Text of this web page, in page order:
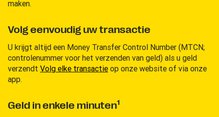
maken.
Volg eenvoudig uw transactie
U krijgt altijd een Money Transfer Control Number (MTCN;
controlenummer voor het verzenden van geld) als u geld
verzendt Volg elke transactie op onze website of via onze
app.
Geld in enkele minuten1